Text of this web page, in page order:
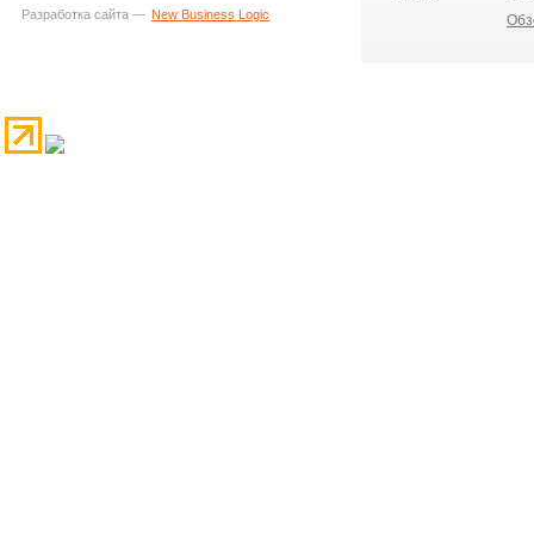
Разработка сайта — New Business Logic